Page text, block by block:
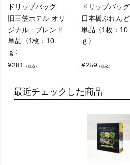
ドリップバッグ
旧三笠ホテル オリ
ジナル・ブレンド
単品〈1枚：10
ｇ〉
¥281 （税込）
ドリップバッグ
日本橋ぶれんど
単品〈1枚：10
ｇ〉
¥259 （税込）
最近チェックした商品